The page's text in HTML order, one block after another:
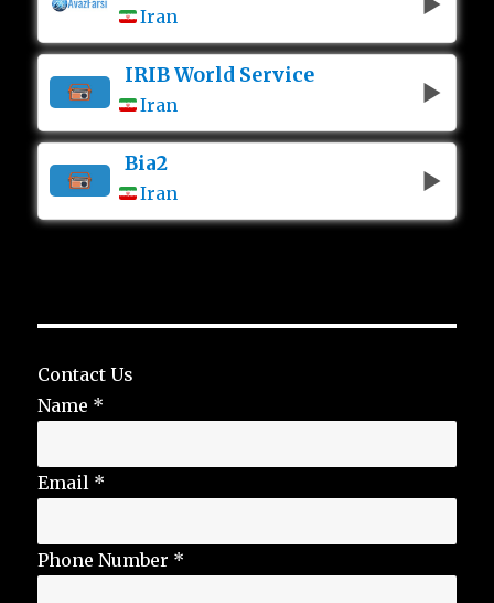
Iran
IRIB World Service
Iran
Bia2
Iran
Contact Us
Name *
Email *
Phone Number *